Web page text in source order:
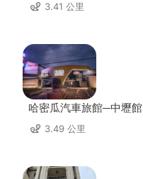
3.41 公里
哈密瓜汽車旅館─中壢館
3.49 公里